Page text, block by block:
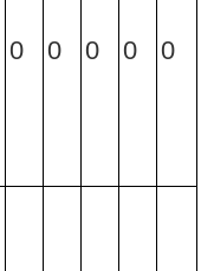
0 0 0 0 0